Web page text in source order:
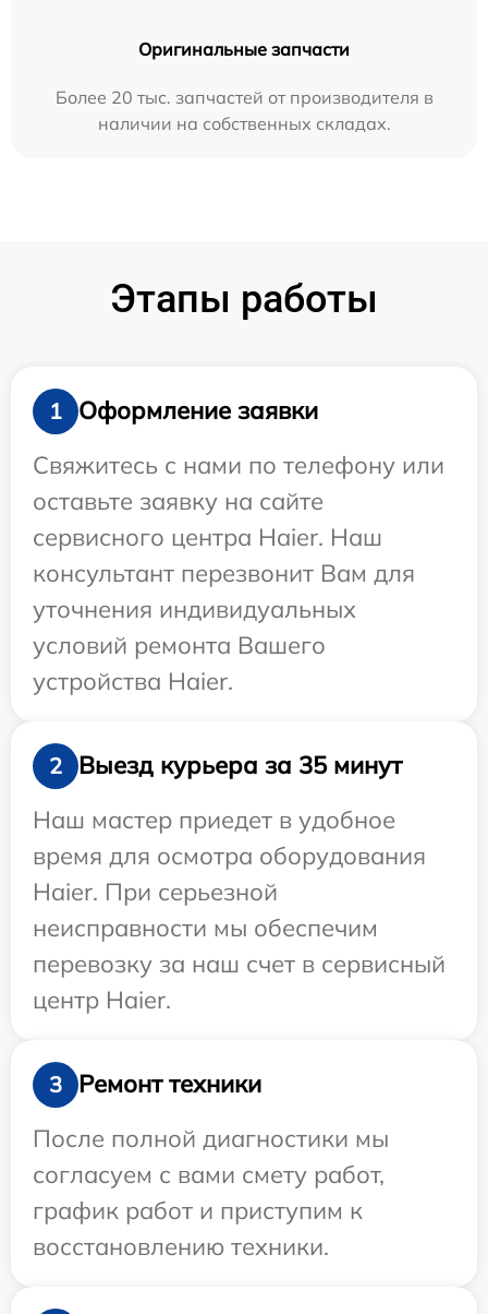
Оригинальные запчасти
Более 20 тыс. запчастей от производителя в
наличии на собственных складах.
Этапы работы
1
Оформление заявки
Свяжитесь с нами по телефону или
оставьте заявку на сайте
сервисного центра Haier. Наш
консультант перезвонит Вам для
уточнения индивидуальных
условий ремонта Вашего
устройства Haier.
2
Выезд курьера за 35 минут
Наш мастер приедет в удобное
время для осмотра оборудования
Haier. При серьезной
неисправности мы обеспечим
перевозку за наш счет в сервисный
центр Haier.
3
Ремонт техники
После полной диагностики мы
согласуем с вами смету работ,
график работ и приступим к
восстановлению техники.